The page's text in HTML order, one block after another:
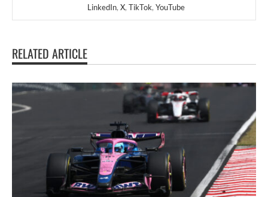
LinkedIn, X, TikTok, YouTube
RELATED ARTICLE